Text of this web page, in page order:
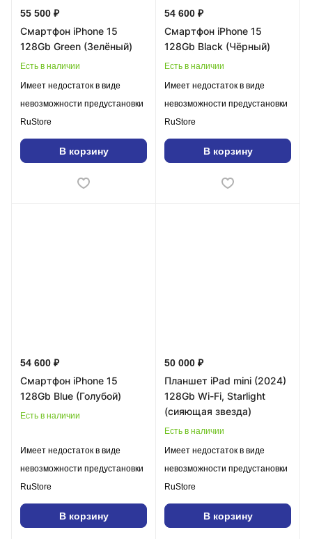
55 500 ₽
Смартфон iPhone 15
128Gb Green (Зелёный)
Есть в наличии
Имеет недостаток в виде
невозможности предустановки
RuStore
В корзину
54 600 ₽
Смартфон iPhone 15
128Gb Black (Чёрный)
Есть в наличии
Имеет недостаток в виде
невозможности предустановки
RuStore
В корзину
54 600 ₽
Смартфон iPhone 15
128Gb Blue (Голубой)
Есть в наличии
Имеет недостаток в виде
невозможности предустановки
RuStore
В корзину
50 000 ₽
Планшет iPad mini (2024)
128Gb Wi-Fi, Starlight
(сияющая звезда)
Есть в наличии
Имеет недостаток в виде
невозможности предустановки
RuStore
В корзину